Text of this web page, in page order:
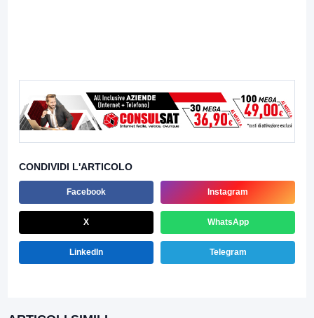
CONDIVIDI L'ARTICOLO
Facebook Instagram
X WhatsApp
LinkedIn Telegram